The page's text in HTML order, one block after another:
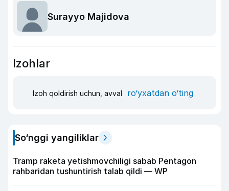
Surayyo Majidova
Izohlar
Izoh qoldirish uchun, avval ro‘yxatdan o‘ting
So‘nggi yangiliklar
Tramp raketa yetishmovchiligi sabab Pentagon
rahbaridan tushuntirish talab qildi — WP